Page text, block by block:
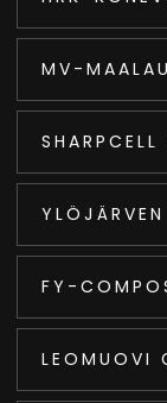
MV-
SHARPCELL
FY-
LEOMUOVI